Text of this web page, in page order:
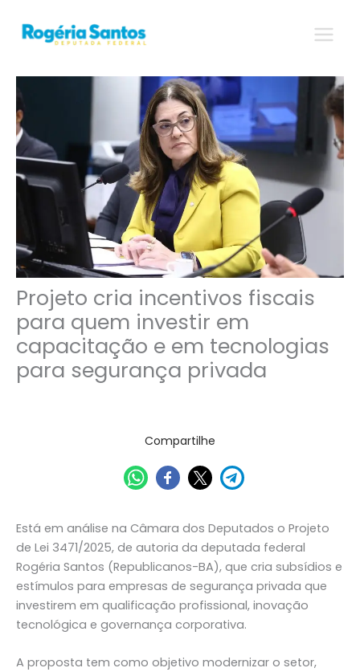
para
Projeto cria incentivos fiscais
para quem investir em
capacitação e em tecnologias
para segurança privada
Compartilhe
Está em análise na Câmara dos Deputados o Projeto
de Lei 3471/2025, de autoria da deputada federal
Rogéria Santos (Republicanos-BA), que cria subsídios e
estímulos para empresas de segurança privada que
investirem em qualificação profissional, inovação
tecnológica e governança corporativa.
A proposta tem como objetivo modernizar o setor,